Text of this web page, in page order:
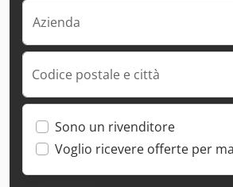
Azienda
Codice postale e città
Sono un rivenditore
Voglio ricevere offerte per